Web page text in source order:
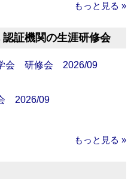
もっと見る »
証機関の生涯研修会
学会 研修会 2026/09
2026/09
もっと見る »